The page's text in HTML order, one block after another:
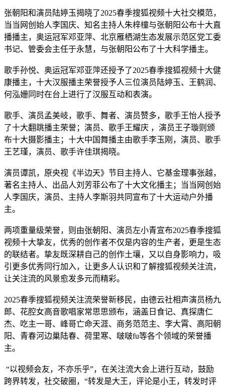
张朝阳和演员陆婷玉揭晓了2025春季搜狐视频十大社交模范，
当当网创始人李国庆、知名主持人朱梓橦与张朝阳公布十大直
播播主，奥运冠军邓亚萍、北京雁栖湖生态发展示范区党工委
书记、管委会主任于永慧，与张朝阳公布了十大科学播主。
歌手孙悦、奥运冠军邓亚萍还授予了2025春季搜狐视频十大健
康播主，十大汉服播主荣誉授予人三位演员陆婷玉、王鹤润、
何泓姗同时在台上进行了汉服互动和表演。
歌手、演员孟美岐，歌手、舞者、演员赞多，歌手王怡人授予
了十大翻跳播主荣誉；演员、歌手王耀庆 ，演员王子璇则颁
布十大摄影播主；十大中国舞播主由歌手李玉刚，演员、歌手
王艺瑾，演员、歌手许佳琪揭晓。
演员谭凯，原央视《半边天》节目主持人、它基金理事张越，
著名主持人、出品人刘芳菲公布了十大文化播主；当当网创始
人李国庆，演员、主持人李斯羽共同宣布了十大运动户外播
主。
两项重量级荣誉，则由张朝阳、演员左小青宣布2025春季搜狐
视频十大挚友，优秀的创作者不仅是内容的生产者，更是生态
的联结者。挚友既深耕自己的创作土壤，又以自身影响力，吸
引更多优秀同行加入，让更多人认识和了解搜狐视频关注流，
让关注流的风景愈发多元而精彩。
2025春季搜狐视频关注流荣誉新移民，由德云社相声演员杨九
郎、花腔女高音歌唱家常思思颁布，涵盖日食记、真探唐仁
杰、吃主一哥、峰哥亡命天涯、商务范范主、李大霄、高阳朝
阳、青春河边巢陆春、荷里寒、啵啵fu等各个领域的荣誉播
主。
“以视频会友，不亦乐乎”，在关注流大会上进行互动，鼓励
跨界转发，社交破圈，“转发是大王，评论是小王，转发时评